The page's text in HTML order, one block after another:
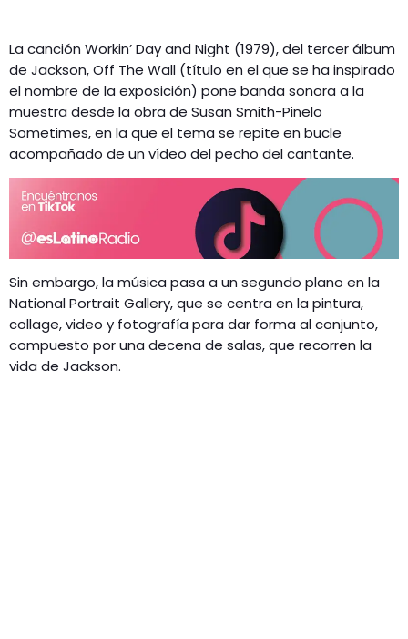
La canción Workin’ Day and Night (1979), del tercer álbum
de Jackson, Off The Wall (título en el que se ha inspirado
el nombre de la exposición) pone banda sonora a la
muestra desde la obra de Susan Smith-Pinelo
Sometimes, en la que el tema se repite en bucle
acompañado de un vídeo del pecho del cantante.
Sin embargo, la música pasa a un segundo plano en la
National Portrait Gallery, que se centra en la pintura,
collage, video y fotografía para dar forma al conjunto,
compuesto por una decena de salas, que recorren la
vida de Jackson.